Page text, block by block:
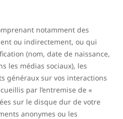
notamment des
ou indirectement, ou qui
(nom, date de naissance,
les médias sociaux), les
généraux sur vos interactions
par l’entremise de «
sur le disque dur de votre
anonymes ou les